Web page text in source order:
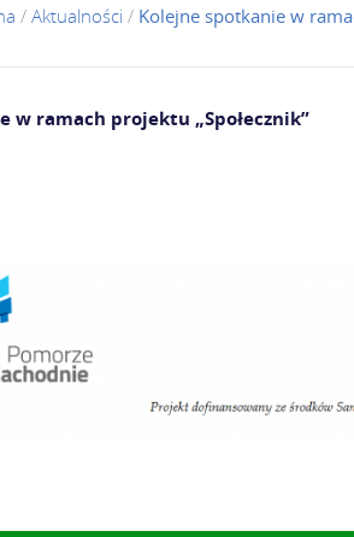
/ Aktualności / Kolejne spotkanie w
w ramach projektu „Społecznik”